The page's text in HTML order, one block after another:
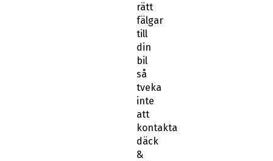
rätt
fälgar
till
din
bil
så
tveka
inte
att
kontakta
däck
&